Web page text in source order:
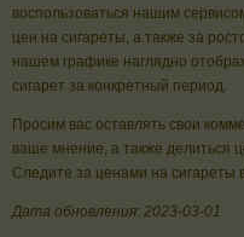
воспользоваться нашим
цен на сигареты, а также за
нашем графике наглядно
сигарет за конкретный период.
Просим вас оставлять свои
ваше мнение, а также делиться
Следите за ценами на сигареты
Дата обновления: 2023-03-01